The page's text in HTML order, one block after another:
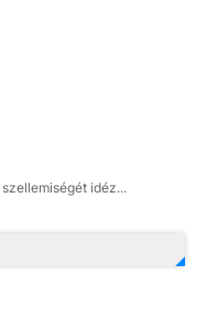
idéz...